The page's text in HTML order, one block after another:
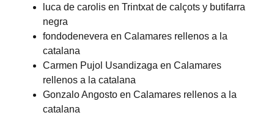
luca de carolis en Trintxat de calçots y butifarra
negra
fondodenevera en Calamares rellenos a la
catalana
Carmen Pujol Usandizaga en Calamares
rellenos a la catalana
Gonzalo Angosto en Calamares rellenos a la
catalana